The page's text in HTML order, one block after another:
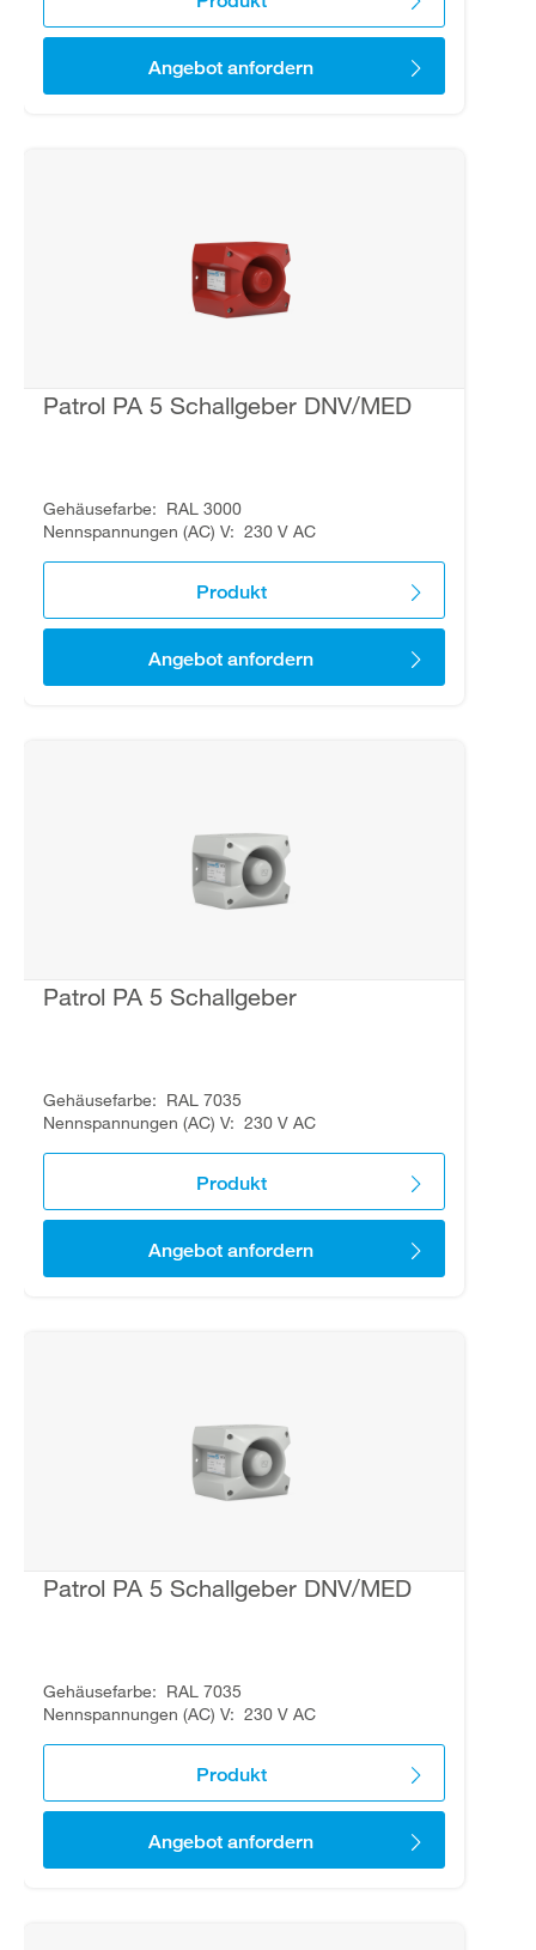
Angebot anfordern
Patrol PA 5 Schallgeber DNV/MED
Gehäusefarbe
RAL 3000
Nennspannungen (AC) V
230 V AC
Produkt
Angebot anfordern
Patrol PA 5 Schallgeber
Gehäusefarbe
RAL 7035
Nennspannungen (AC) V
230 V AC
Produkt
Angebot anfordern
Patrol PA 5 Schallgeber DNV/MED
Gehäusefarbe
RAL 7035
Nennspannungen (AC) V
230 V AC
Produkt
Angebot anfordern